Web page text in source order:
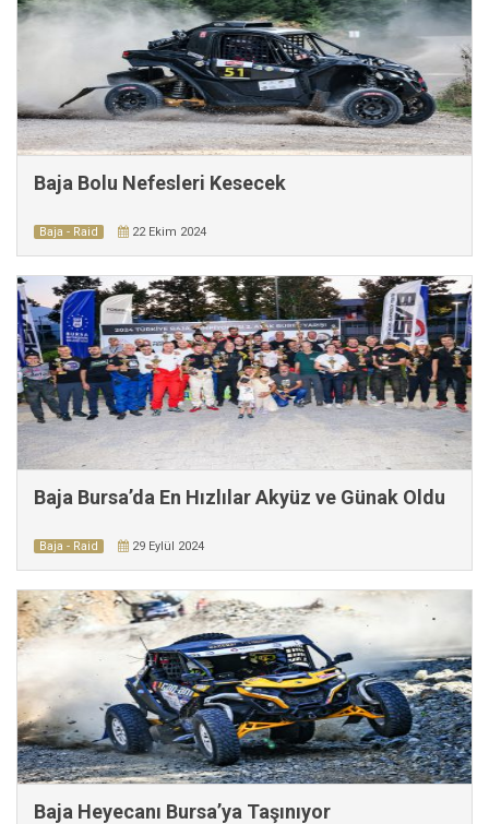
Baja Bolu Nefesleri Kesecek
Baja - Raid 22 Ekim 2024
Baja Bursa’da En Hızlılar Akyüz ve Günak Oldu
Baja - Raid 29 Eylül 2024
Baja Heyecanı Bursa’ya Taşınıyor